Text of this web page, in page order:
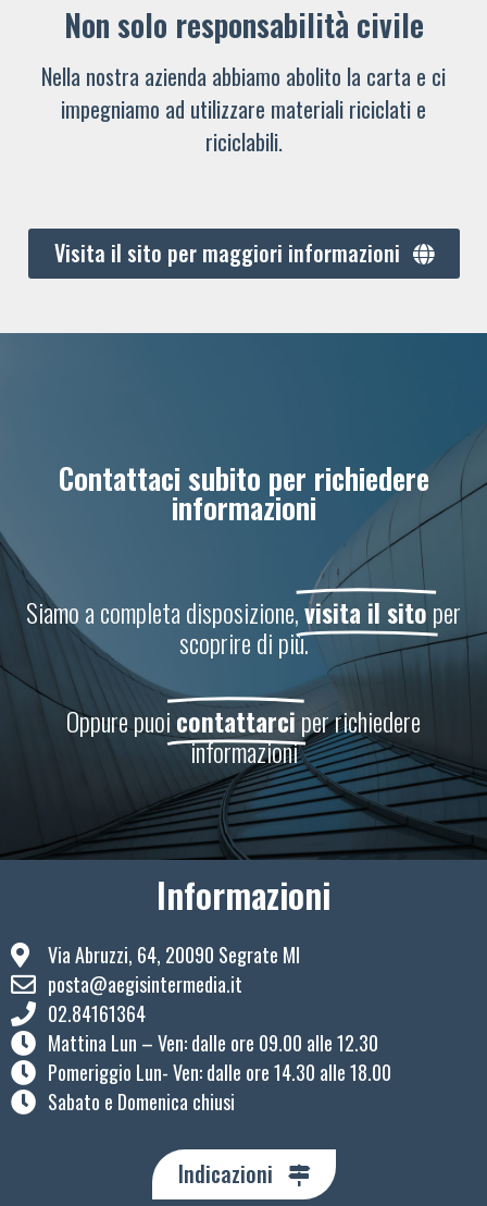
Non solo responsabilità civile
Nella nostra azienda abbiamo abolito la carta e ci
impegniamo ad utilizzare materiali riciclati e
riciclabili.
Visita il sito per maggiori informazioni
Contattaci subito per richiedere
informazioni
Siamo a completa disposizione,visita il sitoper
scoprire di più.
Oppure puoicontattarciper richiedere
informazioni
Informazioni
Via Abruzzi, 64, 20090 Segrate MI
posta@aegisintermedia.it
02.84161364
Mattina Lun – Ven: ​dalle ore 09.00 alle 12.30
Pomeriggio Lun- Ven: dalle ore 14.30 alle 18.00
Sabato e Domenica chiusi
Indicazioni